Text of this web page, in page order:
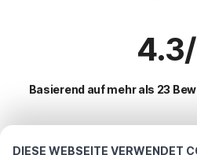
DIESE WEBSEITE VERWENDET
Basierend auf mehr als 23